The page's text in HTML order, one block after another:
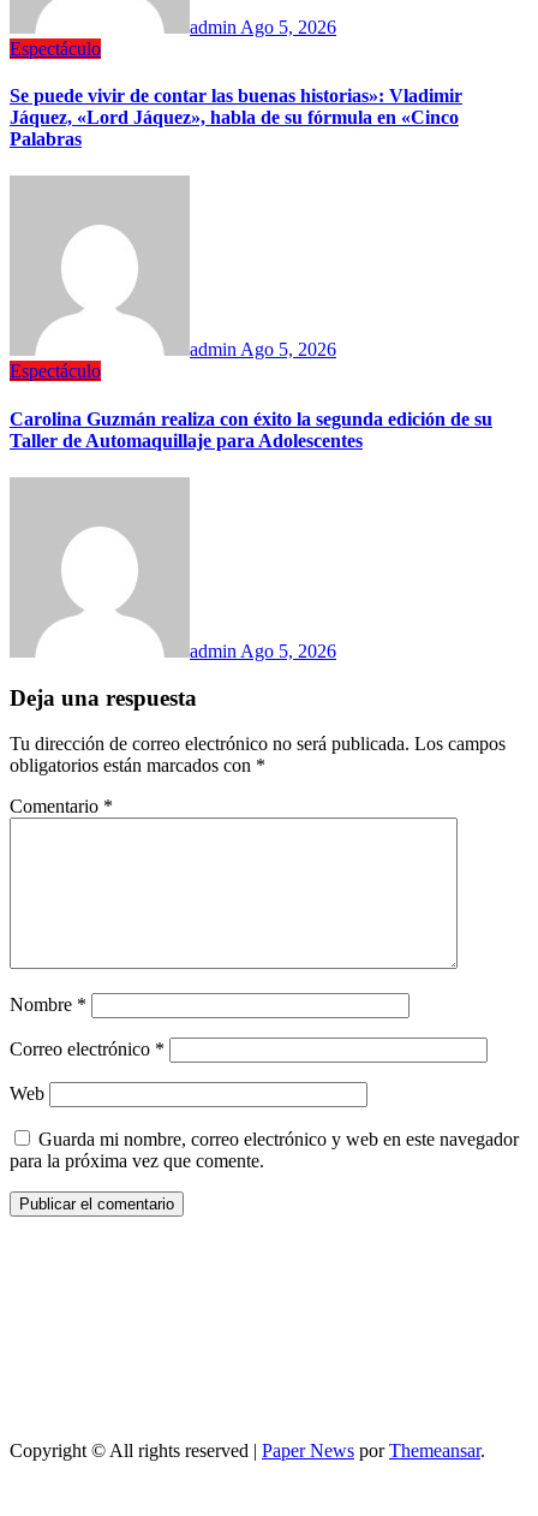
admin Ago 5, 2026
Espectáculo
Se puede vivir de contar las buenas historias»: Vladimir
Jáquez, «Lord Jáquez», habla de su fórmula en «Cinco
Palabras
adminAgo 5, 2026
Espectáculo
Carolina Guzmán realiza con éxito la segunda edición de su
Taller de Automaquillaje para Adolescentes
admin Ago 5, 2026
Deja una respuesta
Tu dirección de correo electrónico no será publicada. Los campos
obligatorios están marcados con *
Comentario *
Nombre *
Correo electrónico *
Web
Guarda mi nombre, correo electrónico y web en este navegador
para la próxima vez que comente.
Copyright © All rights reserved | Paper News porThemeansar.